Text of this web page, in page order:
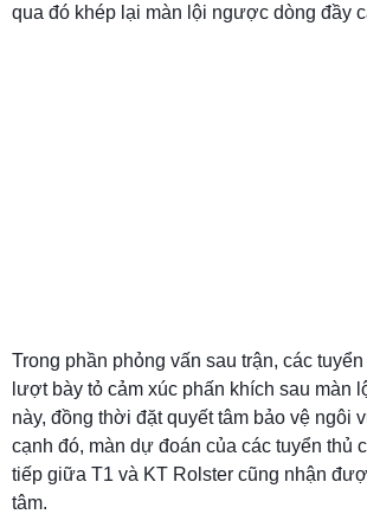
qua đó khép lại màn lội ngược dòng đầy
Trong phần phỏng vấn sau trận, các
lượt bày tỏ cảm xúc phấn khích sau màn
này, đồng thời đặt quyết tâm bảo vệ ngôi
cạnh đó, màn dự đoán của các tuyển thủ
tiếp giữa T1 và KT Rolster cũng nhận
tâm.